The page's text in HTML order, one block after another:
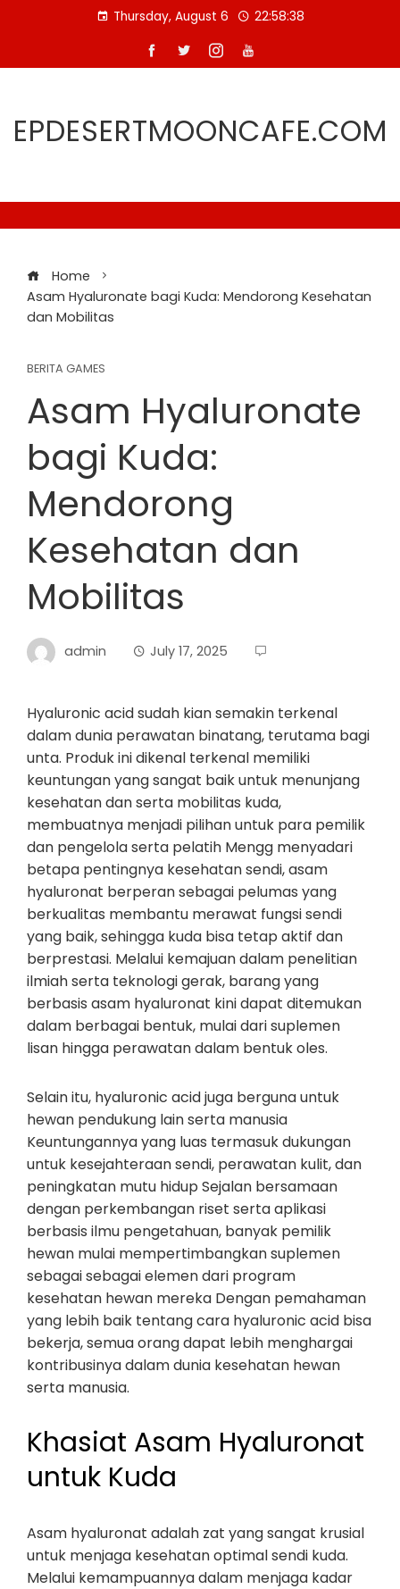
Thursday, August 6 22:58:38
EPDESERTMOONCAFE.COM
Home
Asam Hyaluronate bagi Kuda: Mendorong Kesehatan
dan Mobilitas
BERITA GAMES
Asam Hyaluronate
bagi Kuda:
Mendorong
Kesehatan dan
Mobilitas
admin July 17, 2025
Hyaluronic acid sudah kian semakin terkenal
dalam dunia perawatan binatang, terutama bagi
unta. Produk ini dikenal terkenal memiliki
keuntungan yang sangat baik untuk menunjang
kesehatan dan serta mobilitas kuda,
membuatnya menjadi pilihan untuk para pemilik
dan pengelola serta pelatih Mengg menyadari
betapa pentingnya kesehatan sendi, asam
hyaluronat berperan sebagai pelumas yang
berkualitas membantu merawat fungsi sendi
yang baik, sehingga kuda bisa tetap aktif dan
berprestasi. Melalui kemajuan dalam penelitian
ilmiah serta teknologi gerak, barang yang
berbasis asam hyaluronat kini dapat ditemukan
dalam berbagai bentuk, mulai dari suplemen
lisan hingga perawatan dalam bentuk oles.
Selain itu, hyaluronic acid juga berguna untuk
hewan pendukung lain serta manusia
Keuntungannya yang luas termasuk dukungan
untuk kesejahteraan sendi, perawatan kulit, dan
peningkatan mutu hidup Sejalan bersamaan
dengan perkembangan riset serta aplikasi
berbasis ilmu pengetahuan, banyak pemilik
hewan mulai mempertimbangkan suplemen
sebagai sebagai elemen dari program
kesehatan hewan mereka Dengan pemahaman
yang lebih baik tentang cara hyaluronic acid bisa
bekerja, semua orang dapat lebih menghargai
kontribusinya dalam dunia kesehatan hewan
serta manusia.
Khasiat Asam Hyaluronat
untuk Kuda
Asam hyaluronat adalah zat yang sangat krusial
untuk menjaga kesehatan optimal sendi kuda.
Melalui kemampuannya dalam menjaga kadar